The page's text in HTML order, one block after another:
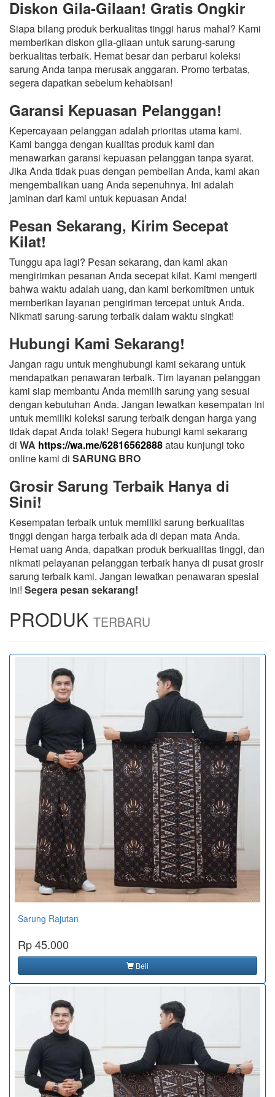
Diskon Gila-Gilaan! Gratis Ongkir
Siapa bilang produk berkualitas tinggi harus mahal? Kami
memberikan diskon gila-gilaan untuk sarung-sarung
berkualitas terbaik. Hemat besar dan perbarui koleksi
sarung Anda tanpa merusak anggaran. Promo terbatas,
segera dapatkan sebelum kehabisan!
Garansi Kepuasan Pelanggan!
Kepercayaan pelanggan adalah prioritas utama kami.
Kami bangga dengan kualitas produk kami dan
menawarkan garansi kepuasan pelanggan tanpa syarat.
Jika Anda tidak puas dengan pembelian Anda, kami akan
mengembalikan uang Anda sepenuhnya. Ini adalah
jaminan dari kami untuk kepuasan Anda!
Pesan Sekarang, Kirim Secepat
Kilat!
Tunggu apa lagi? Pesan sekarang, dan kami akan
mengirimkan pesanan Anda secepat kilat. Kami mengerti
bahwa waktu adalah uang, dan kami berkomitmen untuk
memberikan layanan pengiriman tercepat untuk Anda.
Nikmati sarung-sarung terbaik dalam waktu singkat!
Hubungi Kami Sekarang!
Jangan ragu untuk menghubungi kami sekarang untuk
mendapatkan penawaran terbaik. Tim layanan pelanggan
kami siap membantu Anda memilih sarung yang sesuai
dengan kebutuhan Anda. Jangan lewatkan kesempatan ini
untuk memiliki koleksi sarung terbaik dengan harga yang
tidak dapat Anda tolak! Segera hubungi kami sekarang
di WA https://wa.me/62816562888atau kunjungi toko
online kami di SARUNG BRO
Grosir Sarung Terbaik Hanya di
Sini!
Kesempatan terbaik untuk memiliki sarung berkualitas
tinggi dengan harga terbaik ada di depan mata Anda.
Hemat uang Anda, dapatkan produk berkualitas tinggi, dan
nikmati pelayanan pelanggan terbaik hanya di pusat grosir
sarung terbaik kami. Jangan lewatkan penawaran spesial
ini! Segera pesan sekarang!
PRODUK TERBARU
Sarung Rajutan
Rp 45.000
Beli